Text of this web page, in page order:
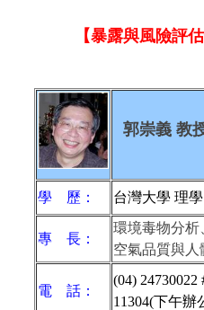
【暴露與風險評估
郭崇義 教
學 歷： 台灣大學 理
專 長：
環境毒物分析
空氣品質與人
電 話：
(04) 24730022
11304(下午辦